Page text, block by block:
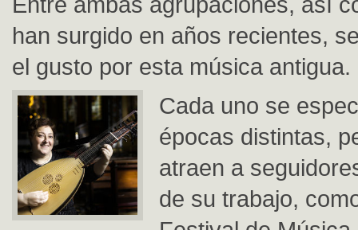
han surgido en años recientes,
el gusto por esta música antigua.
Cada uno se
épocas distintas,
atraen a
de su trabajo,